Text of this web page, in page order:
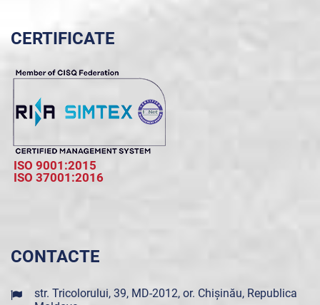
CERTIFICATE
ISO 9001:2015
ISO 37001:2016
CONTACTE
str. Tricolorului, 39, MD-2012, or. Chișinău, Republica